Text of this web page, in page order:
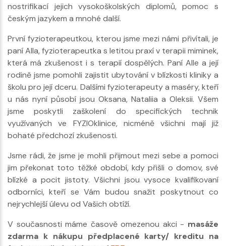
nostrifikací jejich vysokoškolských diplomů, pomoc s
českým jazykem a mnohé další.
První fyzioterapeutkou, kterou jsme mezi námi přivítali, je
paní Alla, fyzioterapeutka s letitou praxí v terapii miminek,
která má zkušenost i s terapií dospělých. Paní Alle a její
rodině jsme pomohli zajistit ubytování v blízkosti kliniky a
školu pro její dceru. Dalšími fyzioterapeuty a maséry, kteří
u nás nyní působí jsou Oksana, Nataliia a Oleksii. Všem
jsme poskytli zaškolení do specifických technik
využívaných ve FYZIOklinice, nicméně všichni mají již
bohaté předchozí zkušenosti.
Jsme rádi, že jsme je mohli přijmout mezi sebe a pomoci
jim překonat toto těžké období, kdy přišli o domov, své
blízké a pocit jistoty. Všichni jsou vysoce kvalifikovaní
odborníci, kteří se Vám budou snažit poskytnout co
nejrychlejší úlevu od Vašich obtíží.
V současnosti máme časově omezenou akci - masáže
zdarma k nákupu předplacené karty/ kreditu na